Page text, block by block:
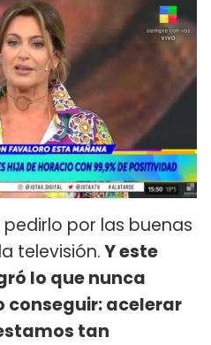
por las buenas
televisión.Y este
lo que nunca
conseguir: acelerar
tan